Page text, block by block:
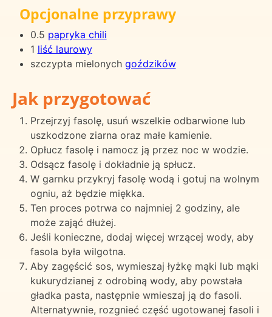
Opcjonalne przyprawy
0.5 papryka chili
1 liść laurowy
szczypta mielonych goździków
Jak przygotować
Przejrzyj fasolę, usuń wszelkie odbarwione lub
uszkodzone ziarna oraz małe kamienie.
Opłucz fasolę i namocz ją przez noc w wodzie.
Odsącz fasolę i dokładnie ją spłucz.
W garnku przykryj fasolę wodą i gotuj na wolnym
ogniu, aż będzie miękka.
Ten proces potrwa co najmniej 2 godziny, ale
może zająć dłużej.
Jeśli konieczne, dodaj więcej wrzącej wody, aby
fasola była wilgotna.
Aby zagęścić sos, wymieszaj łyżkę mąki lub mąki
kukurydzianej z odrobiną wody, aby powstała
gładka pasta, następnie wmieszaj ją do fasoli.
Alternatywnie, rozgnieć część ugotowanej fasoli i